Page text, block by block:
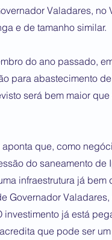
Valadares,
e de tamanho similar.
do ano passado,
para abastecimento
será bem maior
que, como
do saneamento
infraestrutura já
Governador
investimento já está
que pode ser